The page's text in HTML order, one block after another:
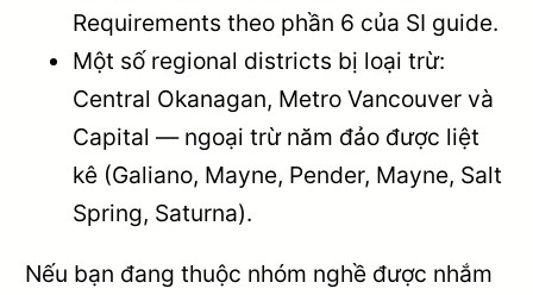
Requirements theo phần 6 của SI guide.
Một số regional districts bị loại trừ:
Central Okanagan, Metro Vancouver và
Capital — ngoại trừ năm đảo được liệt
kê (Galiano, Mayne, Pender, Mayne, Salt
Spring, Saturna).
Nếu bạn đang thuộc nhóm nghề được nhắm